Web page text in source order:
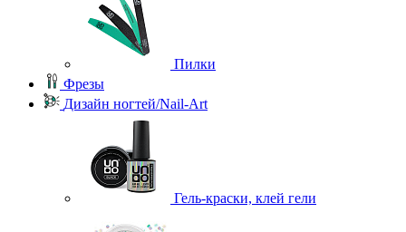
Пилки
Фрезы
Дизайн ногтей/Nail-Art
Гель-краски, клей гели